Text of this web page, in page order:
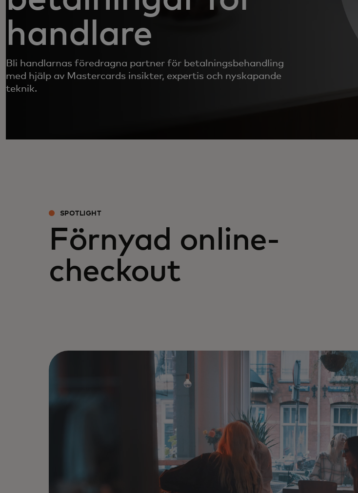
handlare
Bli handlarnas föredragna partner för betalningsbehandling
med hjälp av Mastercards insikter, expertis och nyskapande
teknik.
SPOTLIGHT
Förnyad online-
checkout